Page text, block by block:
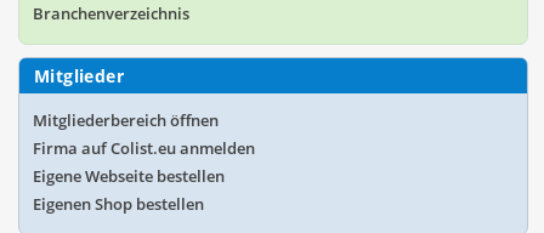
Internet-Shops
Branchenverzeichnis
Mitglieder
Mitgliederbereich öffnen
Firma auf Colist.eu anmelden
Eigene Webseite bestellen
Eigenen Shop bestellen